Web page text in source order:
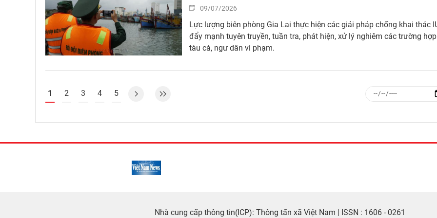
09/07/2026
Lực lượng biên phòng Gia Lai thực hiện các giải pháp chống khai thác
đẩy mạnh tuyên truyền, tuần tra, phát hiện, xử lý nghiêm các trường hợp
tàu cá, ngư dân vi phạm.
1 2 3 4 5
Nhà cung cấp thông tin(ICP): Thông tấn xã Việt Nam | ISSN : 1606 - 0261